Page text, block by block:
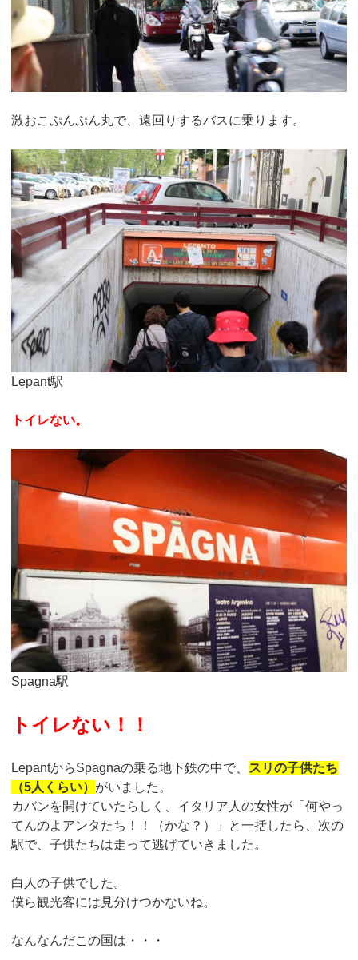
激おこぷんぷん丸で、遠回りするバスに乗ります。
Lepant駅
トイレない。
Spagna駅
トイレない！！
LepantからSpagnaの乗る地下鉄の中で、 スリの子供たち
（5人くらい） がいました。
カバンを開けていたらしく、イタリア人の女性が「何やっ
てんのよアンタたち！！（かな？）」と一括したら、次の
駅で、子供たちは走って逃げていきました。
白人の子供でした。
僕ら観光客には見分けつかないね。
なんなんだこの国は・・・